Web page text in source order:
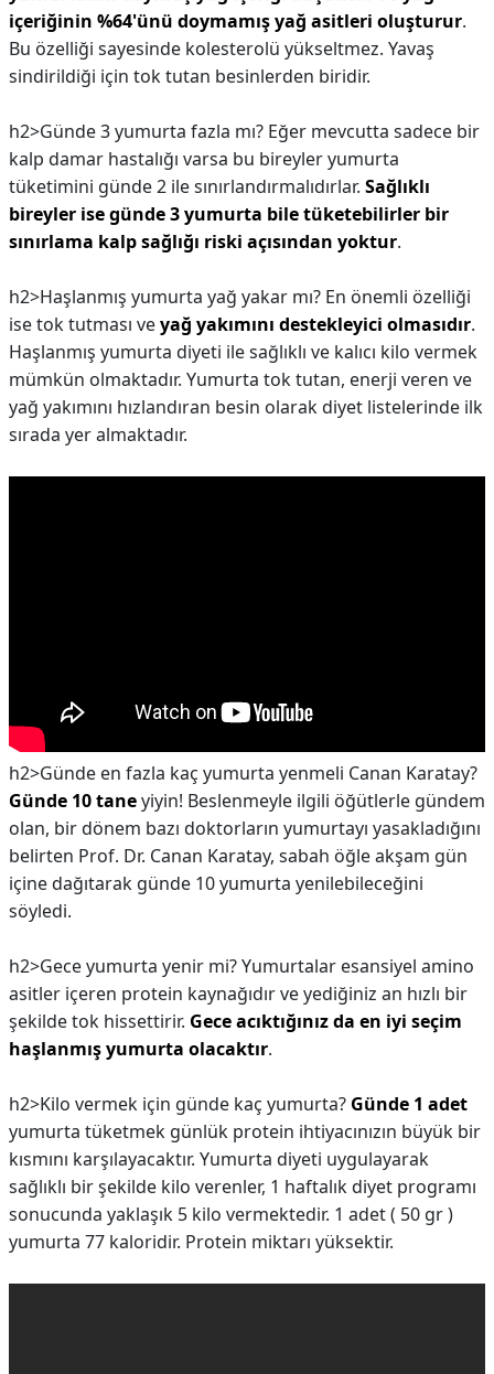
içeriğinin %64'ünü doymamış yağ asitleri oluşturur.
Bu özelliği sayesinde kolesterolü yükseltmez. Yavaş
sindirildiği için tok tutan besinlerden biridir.
h2>Günde 3 yumurta fazla mı? Eğer mevcutta sadece bir
kalp damar hastalığı varsa bu bireyler yumurta
tüketimini günde 2 ile sınırlandırmalıdırlar. Sağlıklı
bireyler ise günde 3 yumurta bile tüketebilirler bir
sınırlama kalp sağlığı riski açısından yoktur.
h2>Haşlanmış yumurta yağ yakar mı? En önemli özelliği
ise tok tutması veyağ yakımını destekleyici olmasıdır.
Haşlanmış yumurta diyeti ile sağlıklı ve kalıcı kilo vermek
mümkün olmaktadır. Yumurta tok tutan, enerji veren ve
yağ yakımını hızlandıran besin olarak diyet listelerinde ilk
sırada yer almaktadır.
h2>Günde en fazla kaç yumurta yenmeli Canan Karatay?
Günde 10 taneyiyin! Beslenmeyle ilgili öğütlerle gündem
olan, bir dönem bazı doktorların yumurtayı yasakladığını
belirten Prof. Dr. Canan Karatay, sabah öğle akşam gün
içine dağıtarak günde 10 yumurta yenilebileceğini
söyledi.
h2>Gece yumurta yenir mi?Yumurtalar esansiyel amino
asitler içeren protein kaynağıdır ve yediğiniz an hızlı bir
şekilde tok hissettirir. Gece acıktığınız da en iyi seçim
haşlanmış yumurta olacaktır.
h2>Kilo vermek için günde kaç yumurta? Günde 1 adet
yumurta tüketmek günlük protein ihtiyacınızın büyük bir
kısmını karşılayacaktır. Yumurta diyeti uygulayarak
sağlıklı bir şekilde kilo verenler, 1 haftalık diyet programı
sonucunda yaklaşık 5 kilo vermektedir. 1 adet ( 50 gr )
yumurta 77 kaloridir. Protein miktarı yüksektir.